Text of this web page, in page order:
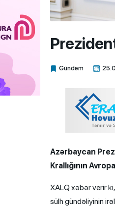
Gündəm
Xalq.Online
Azərbaycan
Krallığının
XALQ xəbər verir
sülh gündəliyinin